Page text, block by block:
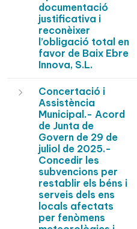
documentació
justificativa i
reconèixer
l’obligació total en
favor de Baix Ebre
Innova, S.L.
Concertació i
Assistència
Municipal.- Acord
de Junta de
Govern de 29 de
juliol de 2025.-
Concedir les
subvencions per
restablir els béns i
serveis dels ens
locals afectats
per fenòmens